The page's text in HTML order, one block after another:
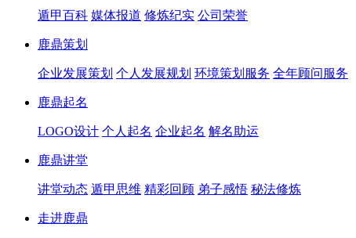
遁甲百科 媒体报道 修炼纪实 公司荣誉
鹿鼎策划
企业发展策划 个人发展规划 环境策划服务 全年顾问服务
鹿鼎起名
LOGO设计 个人起名 企业起名 解名助运
鹿鼎讲堂
讲堂动态 遁甲思维 精彩回顾 弟子感悟 秘法修炼
走进鹿鼎